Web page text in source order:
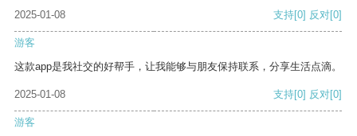
2025-01-08 支持[0] 反对[0]
游客
这款app是我社交的好帮手，让我能够与朋友保持联系，分享生活点滴。
2025-01-08 支持[0] 反对[0]
游客